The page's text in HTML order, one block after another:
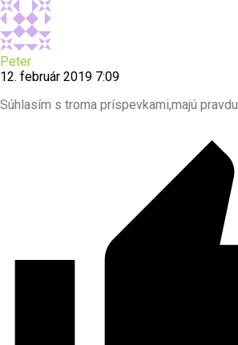
Peter
12. február 2019 7:09
Súhlasím s troma príspevkami,majú pravdu